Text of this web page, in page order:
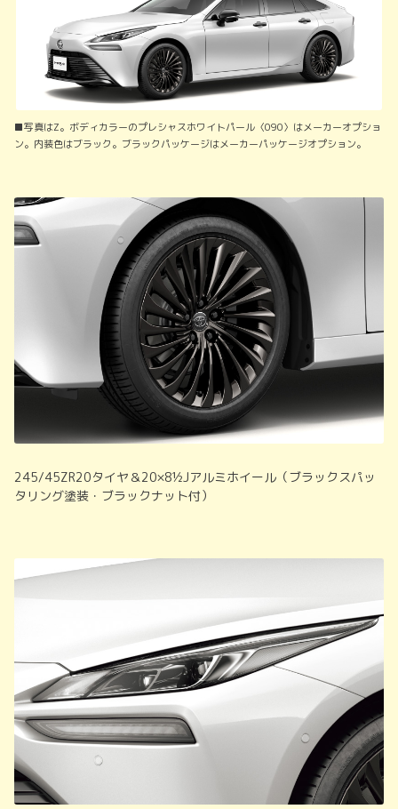
■写真はZ。ボディカラーのプレシャスホワイトパール〈090〉はメーカーオプショ
ン。内装色はブラック。ブラックパッケージはメーカーパッケージオプション。
245/45ZR20タイヤ＆20×8½Jアルミホイール（ブラックスパッ
タリング塗装・ブラックナット付）